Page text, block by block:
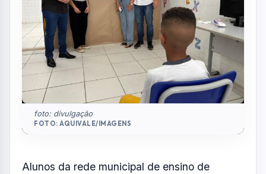
testes de acuidade visual nas escolas, como
parte de um programa que visa identificar
precocemente problemas de visão que
possam impactar o aprendizado. A iniciativa
atende estudantes da Educação Infantil e do
Ensino Fundamental, com exames realizados
preferencialmente no início do ano letivo.
outubro de 2025, de autoria do vereador e